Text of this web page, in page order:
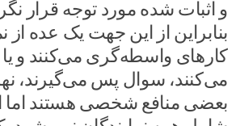
و اثبات شده مورد توجه قرار
بنابراین از این جهت یک عده از
کارهای واسطه‌گری می‌کنند و یا
می‌کنند، سوال پس می‌گیرند،
بعضی منافع شخصی هستند اما